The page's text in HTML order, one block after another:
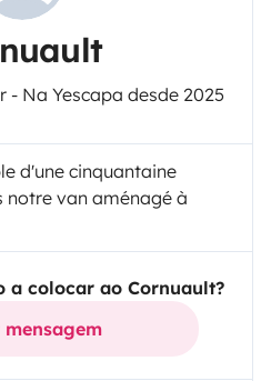
Na Yescapa desde 2025
d'une cinquantaine
notre van aménagé à
a colocar ao Cornuault?